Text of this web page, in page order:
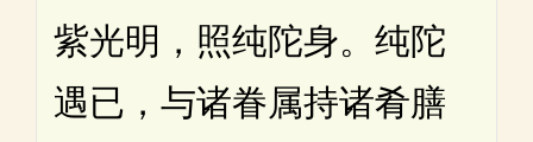
紫光明，照纯陀身。纯陀
遇已，与诸眷属持诸肴膳